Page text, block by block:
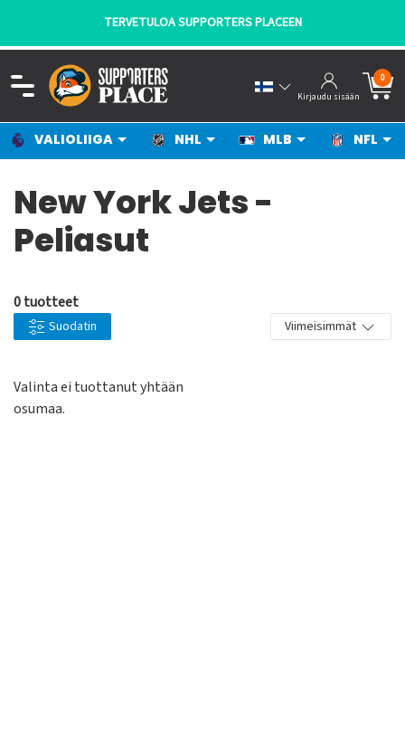
TERVETULOA SUPPORTERS PLACEEN
Kirjaudu sisään
0
VALIOLIIGA NHL MLB NFL
New York Jets -
Peliasut
0 tuotteet
Suodatin Viimeisimmät
Valinta ei tuottanut yhtään
osumaa.